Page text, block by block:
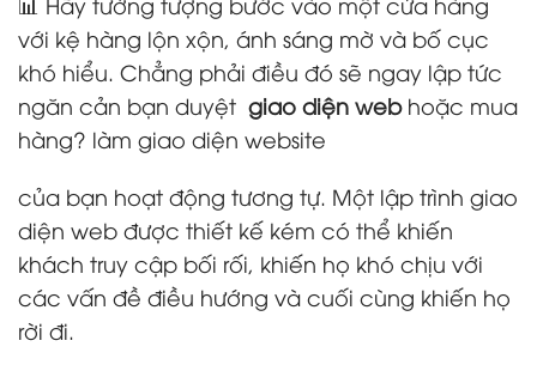
với kệ hàng lộn xộn, ánh sáng mờ và bố cục
khó hiểu. Chẳng phải điều đó sẽ ngay lập tức
ngăn cản bạn duyệt giao diện webhoặc mua
hàng? làm giao diện website
của bạn hoạt động tương tự. Một lập trình giao
diện web được thiết kế kém có thể khiến
khách truy cập bối rối, khiến họ khó chịu với
các vấn đề điều hướng và cuối cùng khiến họ
rời đi.